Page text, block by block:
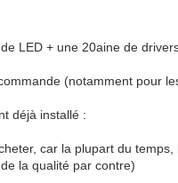
LED + une 20aine de
(notamment pour
déjà installé :
car la plupart du
la qualité par contre)